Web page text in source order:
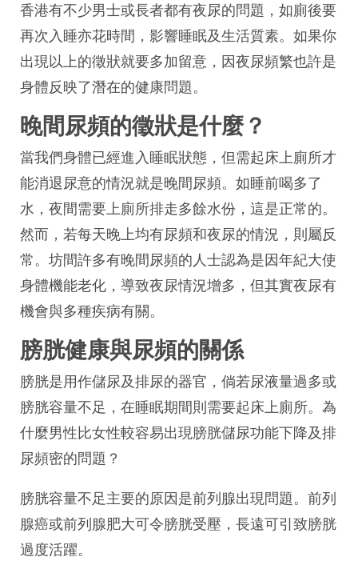
香港有不少男士或長者都有夜尿的問題，如廁後要
再次入睡亦花時間，影響睡眠及生活質素。如果你
出現以上的徵狀就要多加留意，因夜尿頻繁也許是
身體反映了潛在的健康問題。
晚間尿頻的徵狀是什麼？
當我們身體已經進入睡眠狀態，但需起床上廁所才
能消退尿意的情況就是晚間尿頻。如睡前喝多了
水，夜間需要上廁所排走多餘水份，這是正常的。
然而，若每天晚上均有尿頻和夜尿的情況，則屬反
常。坊間許多有晚間尿頻的人士認為是因年紀大使
身體機能老化，導致夜尿情況增多，但其實夜尿有
機會與多種疾病有關。
膀胱健康與尿頻的關係
膀胱是用作儲尿及排尿的器官，倘若尿液量過多或
膀胱容量不足，在睡眠期間則需要起床上廁所。為
什麼男性比女性較容易出現膀胱儲尿功能下降及排
尿頻密的問題？
膀胱容量不足主要的原因是前列腺出現問題。前列
腺癌或前列腺肥大可令膀胱受壓，長遠可引致膀胱
過度活躍。